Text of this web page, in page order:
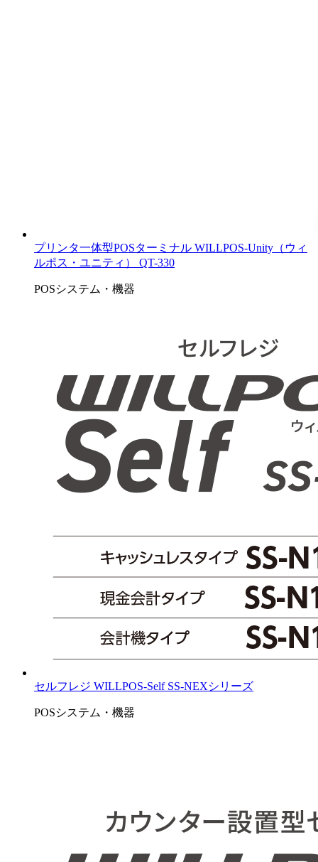
プリンタ一体型POSターミナル WILLPOS-Unity（ウィ
ルポス・ユニティ） QT-330
POSシステム・機器
セルフレジ WILLPOS-Self SS-NEXシリーズ
POSシステム・機器